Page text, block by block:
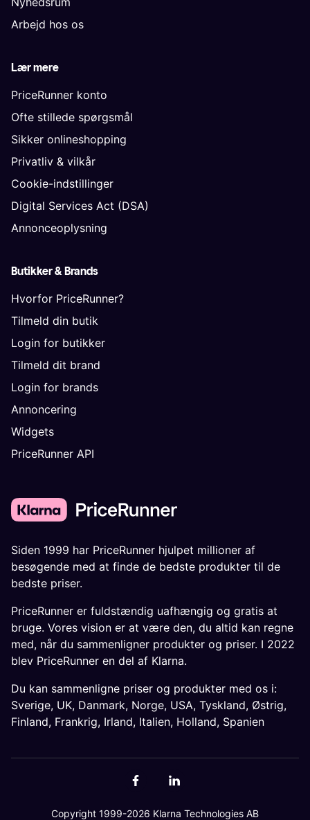
Arbejd hos os
Lær mere
PriceRunner konto
Ofte stillede spørgsmål
Sikker onlineshopping
Privatliv & vilkår
Cookie-indstillinger
Digital Services Act (DSA)
Annonceoplysning
Butikker & Brands
Hvorfor PriceRunner?
Tilmeld din butik
Login for butikker
Tilmeld dit brand
Login for brands
Annoncering
Widgets
PriceRunner API
Siden 1999 har PriceRunner hjulpet millioner af
besøgende med at finde de bedste produkter til de
bedste priser.
PriceRunner er fuldstændig uafhængig og gratis at
bruge. Vores vision er at være den, du altid kan regne
med, når du sammenligner produkter og priser. I 2022
blev PriceRunner en del af Klarna.
Du kan sammenligne priser og produkter med os i:
Sverige, UK, Danmark, Norge, USA, Tyskland, Østrig,
Finland, Frankrig, Irland, Italien, Holland, Spanien
Copyright 1999-2026 Klarna Technologies AB